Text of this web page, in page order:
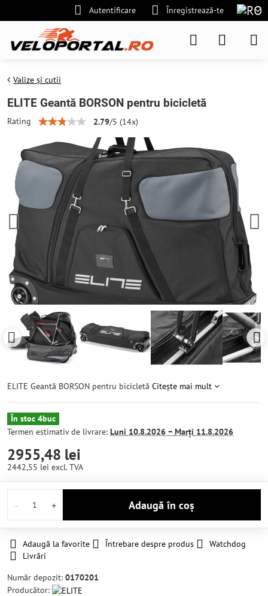
Autentificare Înregistrează-te
Valize și cutii
ELITE Geantă BORSON pentru bicicletă
Rating 2.79/5 (14x)
ELITE Geantă BORSON pentru bicicletă Citește mai mult
În stoc 4buc
Termen estimativ de livrare: Luni 10.8.2026 − Marți 11.8.2026
2955,48 lei
2442,55 lei excl. TVA
Adaugă în coș
Adaugă la favorite Întrebare despre produs
Watchdog
Livrări
Număr depozit: 0170201
Producător: